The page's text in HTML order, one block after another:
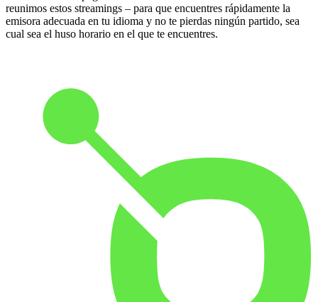
reunimos estos streamings – para que encuentres rápidamente la
emisora adecuada en tu idioma y no te pierdas ningún partido, sea
cual sea el huso horario en el que te encuentres.